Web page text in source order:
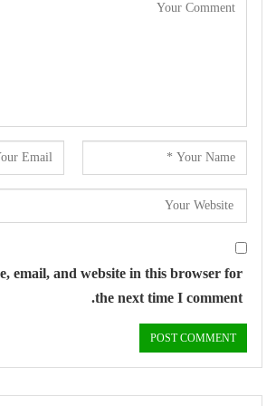
email, and website in this browser for
the next time I comment.